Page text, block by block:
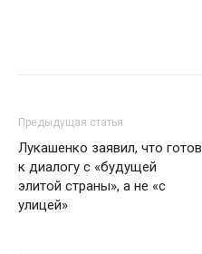
Предыдущая статья
Лукашенко заявил, что готов
к диалогу с «будущей
элитой страны», а не «с
улицей»